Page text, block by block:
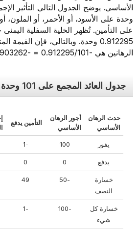
وحدة على الأسود، أو الأحمر، أو الملون،
على التأمين. تُظهر الخلية السفلية
0.912295 وحدة. وبالتالي، فإن القيمة
الرهانين هي -0.912295/101 = -0.00903262.
جدول العائد المجمع على 101 وحدة مراهنة
حدث الرهان
الأساسي
أجور الرهان
الأساسي
التأمين يدفع
يفوز 100
يدفع
خسارة
النصف
49
خسارة كل
شيء